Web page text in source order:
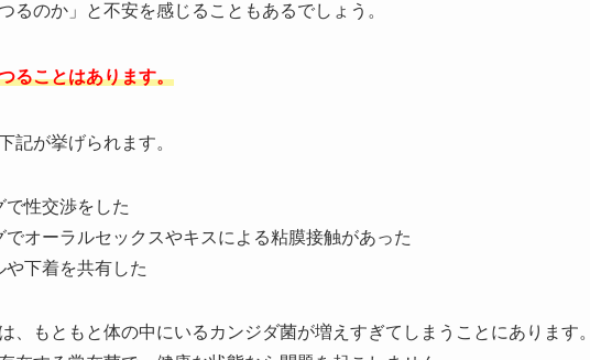
るのか」と不安を感じることもあるでしょう。
ることはあります。
記が挙げられます。
性交渉をした
オーラルセックスやキスによる粘膜接触があった
下着を共有した
、もともと体の中にいるカンジダ菌が増えすぎてしまうことにあります